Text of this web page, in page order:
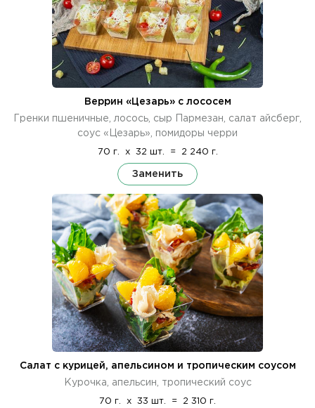
Веррин «Цезарь» с лососем
Гренки пшеничные, лосось, сыр Пармезан, салат айсберг,
соус «Цезарь», помидоры черри
70 г. x 32 шт. = 2 240 г.
Заменить
Салат с курицей, апельсином и тропическим соусом
Курочка, апельсин, тропический соус
70 г. x 33 шт. = 2 310 г.